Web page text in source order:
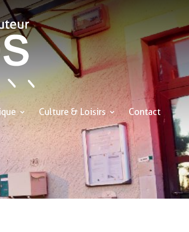
Culture & Loisirs Contact